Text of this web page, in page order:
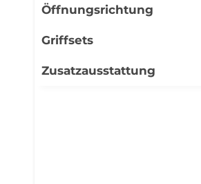
Öffnungsrichtung
Griffsets
Zusatzausstattung